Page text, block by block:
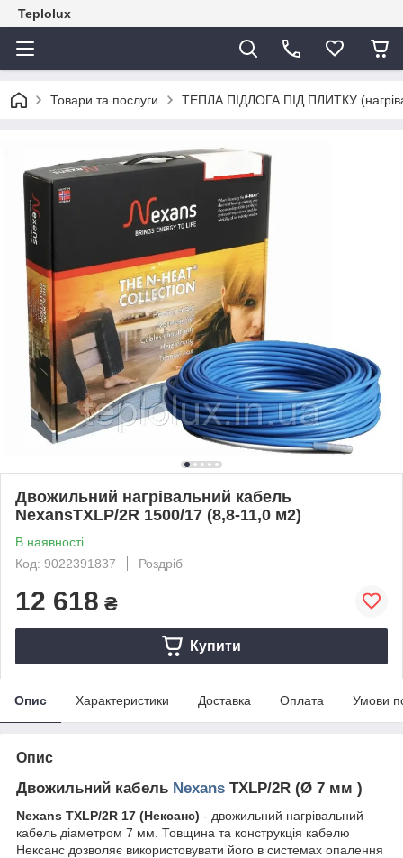
Teplolux
Товари та послуги ТЕПЛА ПІДЛОГА ПІД ПЛИТКУ
Двожильний нагрівальний кабель
NexansTXLP/2R 1500/17 (8,8-11,0 м2)
В наявності
Код: 9022391837
Роздріб
12 618 ₴
Купити
Опис Характеристики Доставка Оплата Умови
Опис
Двожильний кабель Nexans TXLP/2R (Ø 7 мм )
Nexans TXLP/2R 17 (Нексанс) - двожильний нагрівальний
кабель діаметром 7 мм. Товщина та конструкція кабелю
Нексанс дозволяє використовувати його в системах опалення